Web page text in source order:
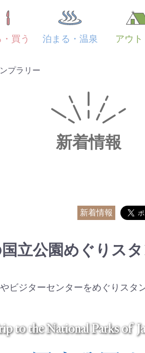
買う 泊まる・温泉 アウト
プラリー
新着情報
新着情報
国立公園めぐりス
ビジターセンターをめぐりスタ